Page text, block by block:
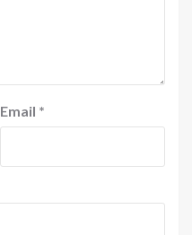
Email *